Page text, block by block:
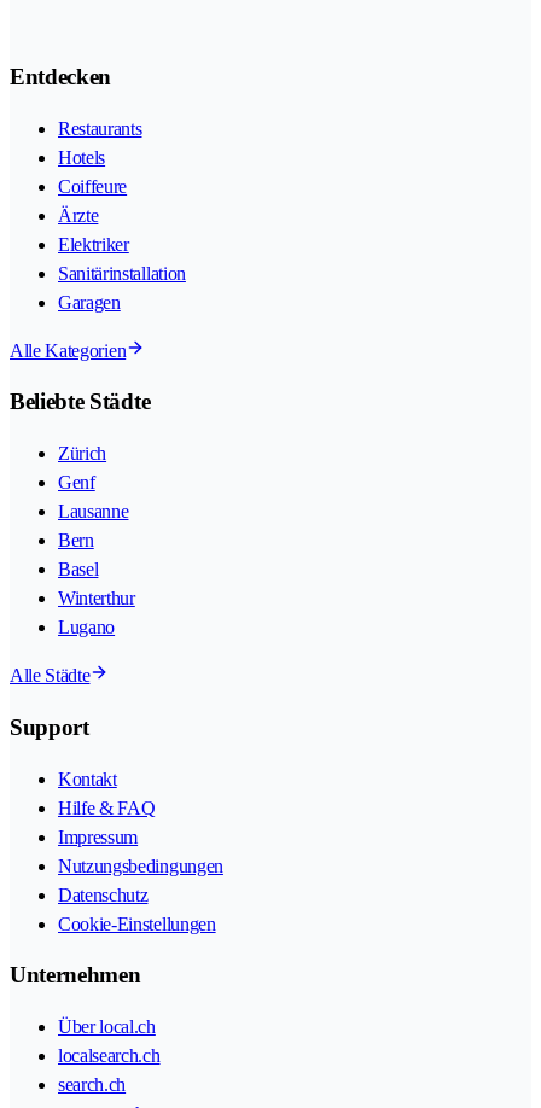
Entdecken
Restaurants
Hotels
Coiffeure
Ärzte
Elektriker
Sanitärinstallation
Garagen
Alle Kategorien
Beliebte Städte
Zürich
Genf
Lausanne
Bern
Basel
Winterthur
Lugano
Alle Städte
Support
Kontakt
Hilfe & FAQ
Impressum
Nutzungsbedingungen
Datenschutz
Cookie-Einstellungen
Unternehmen
Über local.ch
localsearch.ch
search.ch